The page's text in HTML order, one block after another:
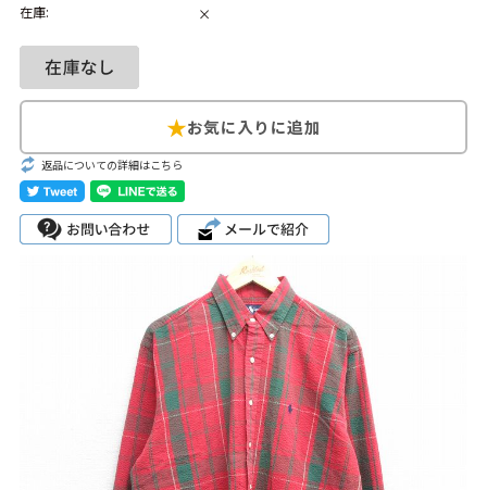
Search by Brand
ラルフ ローレン ザ・ノース・フェ
チャンピオン
パタゴニア
カーハート
リーバイス ラッセル・アスレ
チック
カ行 サ行
タ行
ハ行 マ行 ラ行
在庫:
×
返品についての詳細はこちら